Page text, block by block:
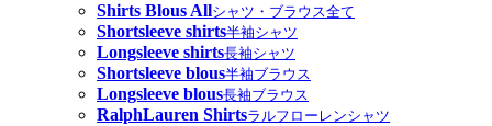
Shirts Blous Allシャツ・ブラウス全て
Shortsleeve shirts半袖シャツ
Longsleeve shirts長袖シャツ
Shortsleeve blous半袖ブラウス
Longsleeve blous長袖ブラウス
RalphLauren Shirtsラルフローレンシャツ